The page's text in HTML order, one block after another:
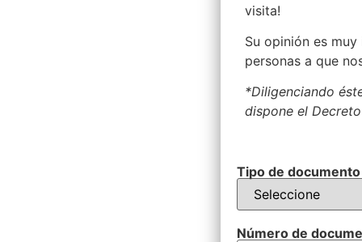
visita!
Su opinión es
personas a que
*Diligenciando
dispone el
Tipo de documento
Número de